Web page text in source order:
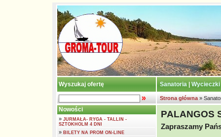
Wyszukaj ofertę Sanatoria Wycieczki
» Strona główna »
Nowości
» JURMAŁA- RYGA - TALLIN -
SZTOKHOLM 4 DNI
» BILETY NA PROM ON-LINE
PALANGOS
Zapraszamy